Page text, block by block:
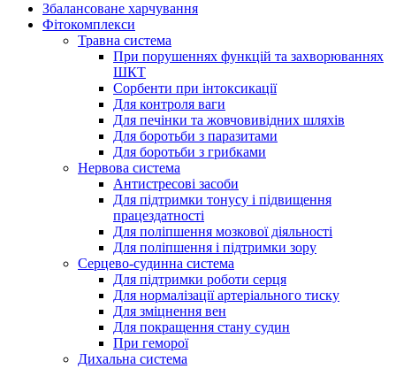
Збалансоване харчування
Фітокомплекси
Травна система
При порушеннях функцій та захворюваннях
ШКТ
Сорбенти при інтоксикації
Для контроля ваги
Для печінки та жовчовивідних шляхів
Для боротьби з паразитами
Для боротьби з грибками
Нервова система
Антистресові засоби
Для підтримки тонусу і підвищення
працездатності
Для поліпшення мозкової діяльності
Для поліпшення і підтримки зору
Серцево-судинна система
Для підтримки роботи серця
Для нормалізації артеріального тиску
Для зміцнення вен
Для покращення стану судин
При геморої
Дихальна система